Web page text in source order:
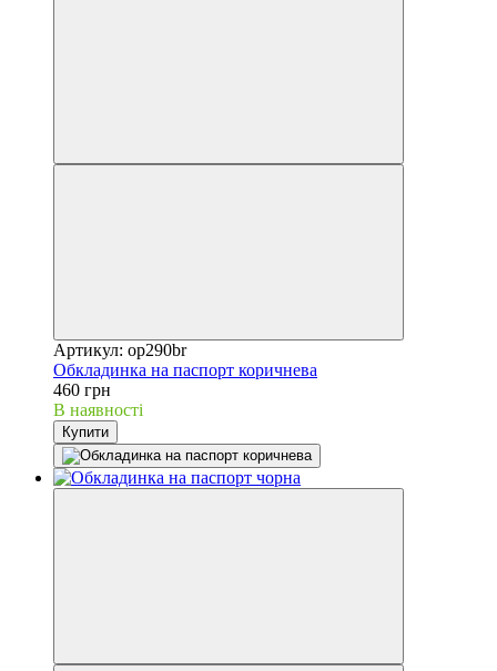
Артикул: op290br
Обкладинка на паспорт коричнева
460 грн
В наявності
Купити